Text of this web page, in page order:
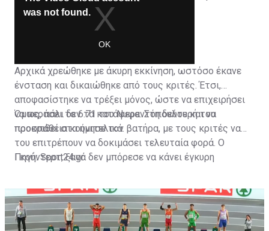
Νυφαντόπουλου, δεν κατάφερε να έχει
χρονομετρημένο χρόνο.
Αρχικά χρεώθηκε με άκυρη εκκίνηση, ωστόσο έκανε
ένσταση και δικαιώθηκε από τους κριτές. Έτσι,
αποφασίστηκε να τρέξει μόνος, ώστε να επιχειρήσει
να περάσει το 6.71 του Νυφαντόπουλου και να
προκριθεί στα ημιτελικά.
Όμως, πάλι δεν τα κατάφερε. Στη δεύτερή του
προσπάθεια κούνησε τον βατήρα, με τους κριτές να
του επιτρέπουν να δοκιμάσει τελευταία φορά. Ο
Γκούντερτ, ξανά δεν μπόρεσε να κάνει έγκυρη
Πηγή: Sport24.gr